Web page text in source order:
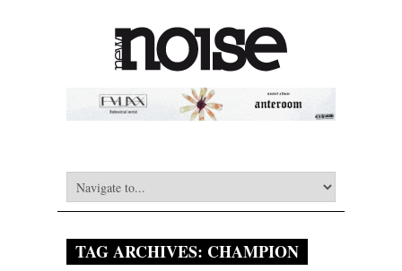
TAG ARCHIVES: CHAMPION